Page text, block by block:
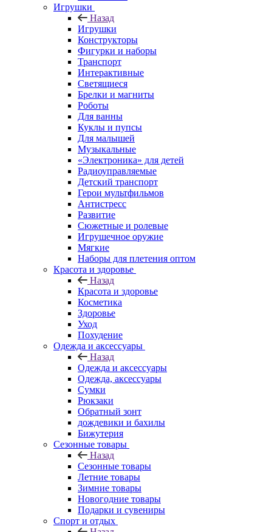
Игрушки
Назад
Игрушки
Конструкторы
Фигурки и наборы
Транспорт
Интерактивные
Светящиеся
Брелки и магниты
Роботы
Для ванны
Куклы и пупсы
Для малышей
Музыкальные
«Электроника» для детей
Радиоуправляемые
Детский транспорт
Герои мультфильмов
Антистресс
Развитие
Сюжетные и ролевые
Игрушечное оружие
Мягкие
Наборы для плетения оптом
Красота и здоровье
Назад
Красота и здоровье
Косметика
Здоровье
Уход
Похудение
Одежда и аксессуары
Назад
Одежда и аксессуары
Одежда, аксессуары
Сумки
Рюкзаки
Обратный зонт
дождевики и бахилы
Бижутерия
Сезонные товары
Назад
Сезонные товары
Летние товары
Зимние товары
Новогодние товары
Подарки и сувениры
Спорт и отдых